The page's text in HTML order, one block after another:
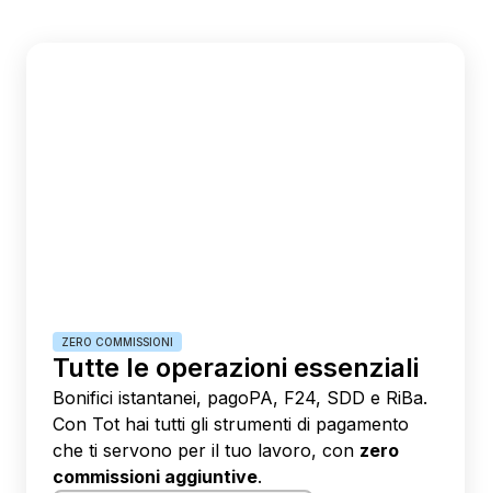
ZERO COMMISSIONI
Tutte le operazioni essenziali
Bonifici istantanei, pagoPA, F24, SDD e RiBa.
Con Tot hai tutti gli strumenti di pagamento
che ti servono per il tuo lavoro, con zero
commissioni aggiuntive.